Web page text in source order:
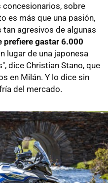
concesionarios, sobre
es más que una pasión,
agresivos de algunas
prefiere gastar 6.000
lugar de una japonesa
dice Christian Stano, que
en Milán. Y lo dice sin
del mercado.